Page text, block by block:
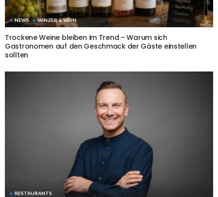
NEWS WINZER & WEIN
Trockene Weine bleiben im Trend – Warum sich
Gastronomen auf den Geschmack der Gäste einstellen
sollten
RESTAURANTS